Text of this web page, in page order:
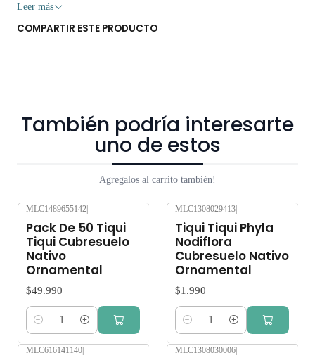
referencial, miden 10 cms aprox. EN BOLSA. Retiro Gratis en
afectados seriamente. Despacho gratis por compras sobre
Leer más
COMPARTIR ESTE PRODUCTO
También podría interesarte
uno de estos
Agregalos al carrito también!
MLC1489655142
Pack De 50 Tiqui
Tiqui Cubresuelo
Nativo
Ornamental
$49.990
Cantidad
MLC1308029413
Tiqui Tiqui Phyla
Nodiflora
Cubresuelo Nativo
Ornamental
$1.990
Cantidad
MLC616141140 MLC1308030006